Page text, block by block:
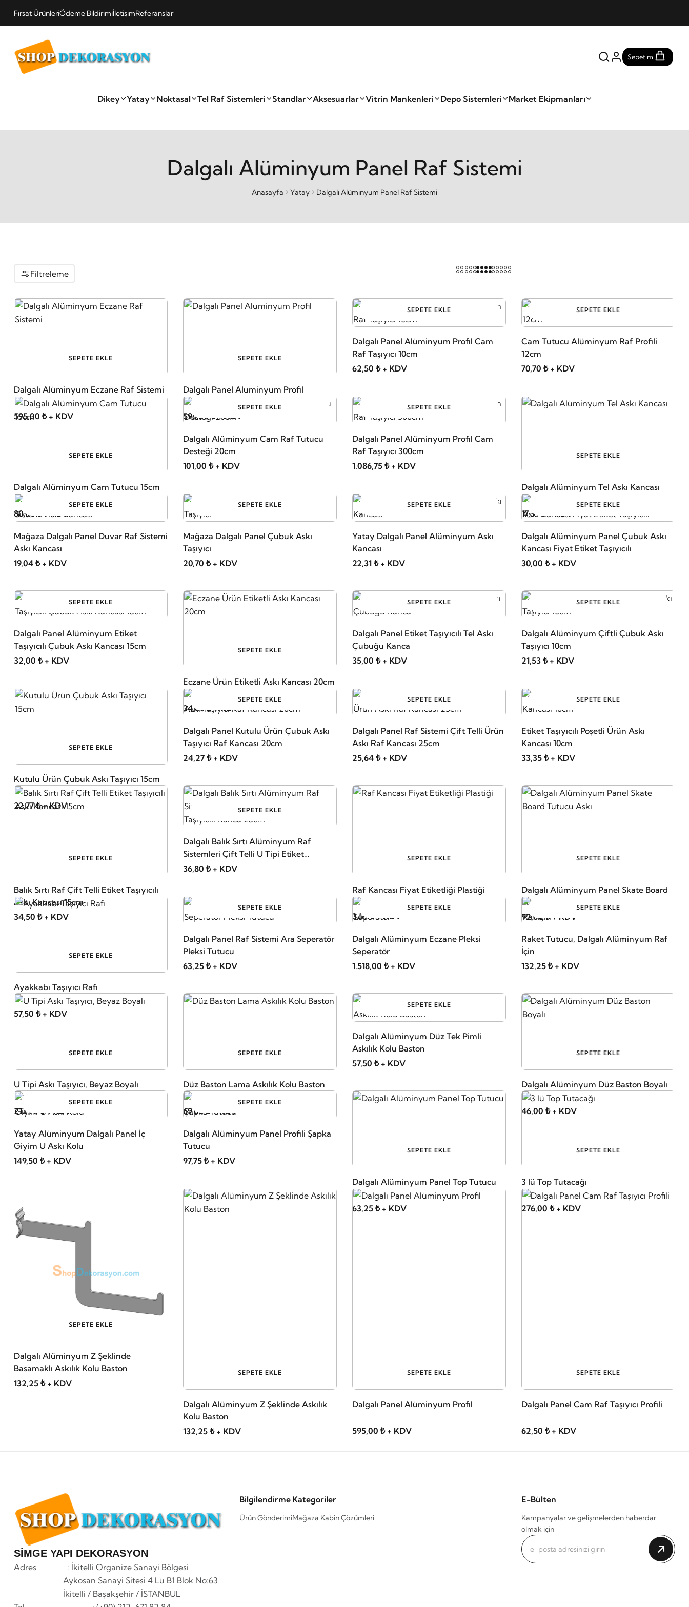
Fırsat ÜrünleriÖdeme BildirimiİletişimReferanslar
Sepetim
Dikey Yatay Noktasal Tel Raf Sistemleri Standlar Aksesuarlar Vitrin Mankenleri Depo Sistemleri Market Ekipmanları
Dalgalı Alüminyum Panel Raf Sistemi
Anasayfa Yatay Dalgalı Alüminyum Panel Raf Sistemi
Filtreleme
SEPETE EKLE
Dalgalı Alüminyum Eczane Raf Sistemi
595,00 ₺ + KDV
SEPETE EKLE
Dalgalı Panel Aluminyum Profil
595,00 ₺ + KDV
SEPETE EKLE
Dalgalı Panel Alüminyum Profil Cam
Raf Taşıyıcı 10cm
62,50 ₺ + KDV
SEPETE EKLE
Cam Tutucu Alüminyum Raf Profili
12cm
70,70 ₺ + KDV
SEPETE EKLE
Dalgalı Alüminyum Cam Tutucu 15cm
80,00 ₺ + KDV
SEPETE EKLE
Dalgalı Alüminyum Cam Raf Tutucu
Desteği 20cm
101,00 ₺ + KDV
SEPETE EKLE
Dalgalı Panel Alüminyum Profil Cam
Raf Taşıyıcı 300cm
1.086,75 ₺ + KDV
SEPETE EKLE
Dalgalı Alüminyum Tel Askı Kancası
17,39 ₺ + KDV
SEPETE EKLE
Mağaza Dalgalı Panel Duvar Raf Sistemi
Askı Kancası
19,04 ₺ + KDV
SEPETE EKLE
Mağaza Dalgalı Panel Çubuk Askı
Taşıyıcı
20,70 ₺ + KDV
SEPETE EKLE
Yatay Dalgalı Panel Alüminyum Askı
Kancası
22,31 ₺ + KDV
SEPETE EKLE
Dalgalı Alüminyum Panel Çubuk Askı
Kancası Fiyat Etiket Taşıyıcılı
30,00 ₺ + KDV
SEPETE EKLE
Dalgalı Panel Alüminyum Etiket
Taşıyıcılı Çubuk Askı Kancası 15cm
32,00 ₺ + KDV
SEPETE EKLE
Eczane Ürün Etiketli Askı Kancası 20cm
34,00 ₺ + KDV
SEPETE EKLE
Dalgalı Panel Etiket Taşıyıcılı Tel Askı
Çubuğu Kanca
35,00 ₺ + KDV
SEPETE EKLE
Dalgalı Alüminyum Çiftli Çubuk Askı
Taşıyıcı 10cm
21,53 ₺ + KDV
SEPETE EKLE
Kutulu Ürün Çubuk Askı Taşıyıcı 15cm
22,77 ₺ + KDV
SEPETE EKLE
Dalgalı Panel Kutulu Ürün Çubuk Askı
Taşıyıcı Raf Kancası 20cm
24,27 ₺ + KDV
SEPETE EKLE
Dalgalı Panel Raf Sistemi Çift Telli Ürün
Askı Raf Kancası 25cm
25,64 ₺ + KDV
SEPETE EKLE
Etiket Taşıyıcılı Poşetli Ürün Askı
Kancası 10cm
33,35 ₺ + KDV
SEPETE EKLE
Balık Sırtı Raf Çift Telli Etiket Taşıyıcılı
Askı Kancası 15cm
34,50 ₺ + KDV
SEPETE EKLE
Dalgalı Balık Sırtı Alüminyum Raf
Sistemleri Çift Telli U Tipi Etiket
Taşıyıcılı Kanca 25cm
36,80 ₺ + KDV
SEPETE EKLE
Raf Kancası Fiyat Etiketliği Plastiği
3,59 ₺ + KDV
SEPETE EKLE
Dalgalı Alüminyum Panel Skate Board
Tutucu Askı
92,00 ₺ + KDV
SEPETE EKLE
Ayakkabı Taşıyıcı Rafı
57,50 ₺ + KDV
SEPETE EKLE
Dalgalı Panel Raf Sistemi Ara Seperatör
Pleksi Tutucu
63,25 ₺ + KDV
SEPETE EKLE
Dalgalı Alüminyum Eczane Pleksi
Seperatör
1.518,00 ₺ + KDV
SEPETE EKLE
Raket Tutucu, Dalgalı Alüminyum Raf
İçin
132,25 ₺ + KDV
SEPETE EKLE
U Tipi Askı Taşıyıcı, Beyaz Boyalı
212,75 ₺ + KDV
SEPETE EKLE
Düz Baston Lama Askılık Kolu Baston
69,00 ₺ + KDV
SEPETE EKLE
Dalgalı Alüminyum Düz Tek Pimli
Askılık Kolu Baston
57,50 ₺ + KDV
SEPETE EKLE
Dalgalı Alüminyum Düz Baston Boyalı
46,00 ₺ + KDV
SEPETE EKLE
Yatay Alüminyum Dalgalı Panel İç
Giyim U Askı Kolu
149,50 ₺ + KDV
SEPETE EKLE
Dalgalı Alüminyum Panel Profili Şapka
Tutucu
97,75 ₺ + KDV
SEPETE EKLE
Dalgalı Alüminyum Panel Top Tutucu
63,25 ₺ + KDV
SEPETE EKLE
3 lü Top Tutacağı
276,00 ₺ + KDV
SEPETE EKLE
Dalgalı Alüminyum Z Şeklinde
Basamaklı Askılık Kolu Baston
132,25 ₺ + KDV
SEPETE EKLE
Dalgalı Alüminyum Z Şeklinde Askılık
Kolu Baston
132,25 ₺ + KDV
SEPETE EKLE
Dalgalı Panel Alüminyum Profil
595,00 ₺ + KDV
SEPETE EKLE
Dalgalı Panel Cam Raf Taşıyıcı Profili
62,50 ₺ + KDV
SİMGE YAPI DEKORASYON
Adres : İkitelli Organize Sanayi Bölgesi
Aykosan Sanayi Sitesi 4 Lü B1 Blok No:63
İkitelli / Başakşehir / İSTANBUL
Bilgilendirme
Ürün Gönderimi
Kategoriler
Mağaza Kabin Çözümleri
E-Bülten
Kampanyalar ve gelişmelerden haberdar
olmak için